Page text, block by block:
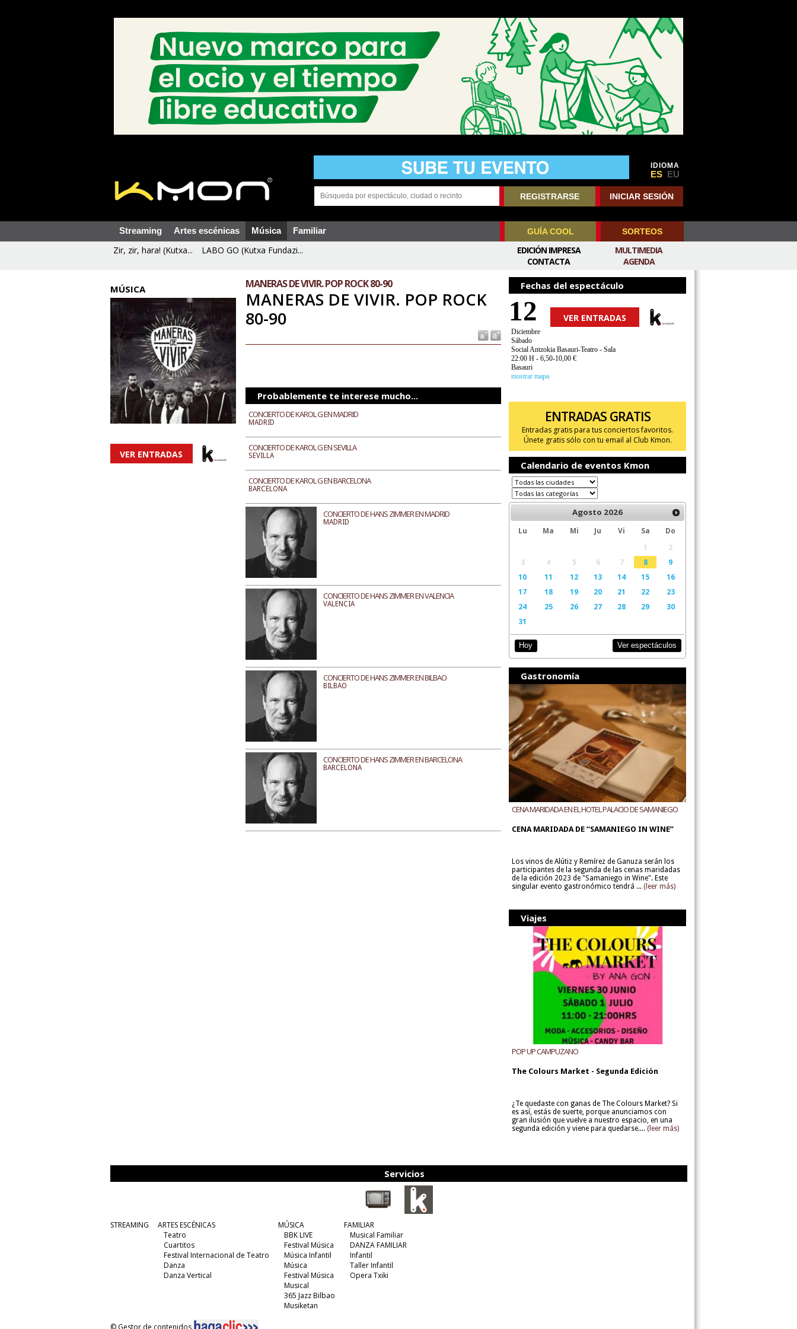
IDIOMA
ES EU
REGISTRARSE INICIAR SESIÓN
Streaming Artes escénicas Música Familiar GUÍA COOL SORTEOS
Zir, zir, hara! (Kutxa... LABO GO (Kutxa Fundazi...
MULTIMEDIA
AGENDA
EDICIÓN IMPRESA
CONTACTA
MÚSICA
VER ENTRADAS
MANERAS DE VIVIR. POP ROCK 80-90
MANERAS DE VIVIR. POP ROCK
80-90
Probablemente te interese mucho...
CONCIERTO DE KAROL G EN MADRID
MADRID
CONCIERTO DE KAROL G EN SEVILLA
SEVILLA
CONCIERTO DE KAROL G EN BARCELONA
BARCELONA
CONCIERTO DE HANS ZIMMER EN MADRID
MADRID
CONCIERTO DE HANS ZIMMER EN VALENCIA
VALENCIA
CONCIERTO DE HANS ZIMMER EN BILBAO
BILBAO
CONCIERTO DE HANS ZIMMER EN BARCELONA
BARCELONA
Fechas del espectáculo
12 VER ENTRADAS
Diciembre
Sábado
Social Antzokia Basauri-Teatro - Sala
22:00 H - 6,50-10,00 €
Basauri
mostrar mapa
ENTRADAS GRATIS
Entradas gratis para tus conciertos favoritos.
Únete gratis sólo con tu email al Club Kmon.
Calendario de eventos Kmon
Agosto 2026
Lu Ma Mi Ju Vi Sa
Do
1
2
3
4 5 6 7 8
9
10
11 12 13 14 15
16
17
18 19 20 21 22
23
24
25 26 27 28 29
30
31
Hoy Ver espectáculos
Gastronomía
CENA MARIDADA EN EL HOTEL PALACIO DE SAMANIEGO
CENA MARIDADA DE “SAMANIEGO IN WINE”
Los vinos de Alútiz y Remírez de Ganuza serán los
participantes de la segunda de las cenas maridadas
de la edición 2023 de "Samaniego in Wine". Este
singular evento gastronómico tendrá ... (leer más)
Viajes
POP UP CAMPUZANO
The Colours Market - Segunda Edición
¿Te quedaste con ganas de The Colours Market? Si
es así, estás de suerte, porque anunciamos con
gran ilusión que vuelve a nuestro espacio, en una
segunda edición y viene para quedarse.... (leer más)
Servicios
STREAMING
ARTES ESCÉNICAS
Teatro
Cuartitos
Festival Internacional de Teatro
Danza
Danza Vertical
MÚSICA
BBK LIVE
Festival Música
Música Infantil
Música
Festival Música
Musical
365 Jazz Bilbao
Musiketan
FAMILIAR
Musical Familiar
DANZA FAMILIAR
Infantil
Taller Infantil
Opera Txiki